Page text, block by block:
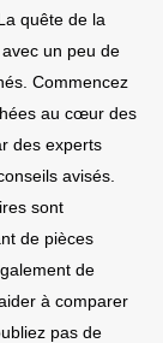
quête de la
un peu de
Commencez
au cœur des
des experts
avisés.
sont
de pièces
de
à comparer
pas de